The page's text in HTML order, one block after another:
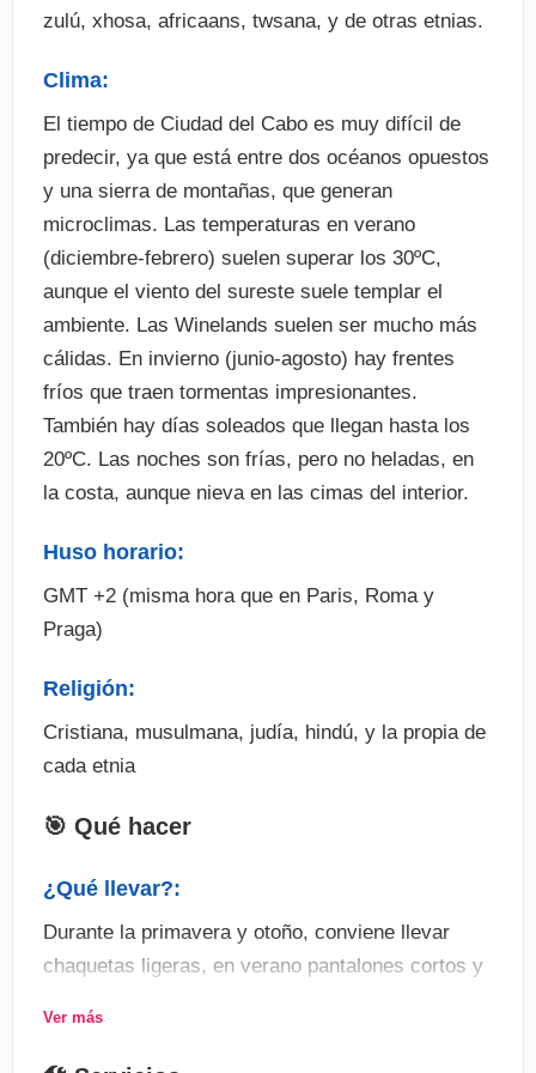
zulú, xhosa, africaans, twsana, y de otras etnias.
Clima:
El tiempo de Ciudad del Cabo es muy difícil de
predecir, ya que está entre dos océanos opuestos
y una sierra de montañas, que generan
microclimas. Las temperaturas en verano
(diciembre-febrero) suelen superar los 30ºC,
aunque el viento del sureste suele templar el
ambiente. Las Winelands suelen ser mucho más
cálidas. En invierno (junio-agosto) hay frentes
fríos que traen tormentas impresionantes.
También hay días soleados que llegan hasta los
20ºC. Las noches son frías, pero no heladas, en
la costa, aunque nieva en las cimas del interior.
Huso horario:
GMT +2 (misma hora que en Paris, Roma y
Praga)
Religión:
Cristiana, musulmana, judía, hindú, y la propia de
cada etnia
🎯 Qué hacer
¿Qué llevar?:
Durante la primavera y otoño, conviene llevar
chaquetas ligeras, en verano pantalones cortos y
Ver más